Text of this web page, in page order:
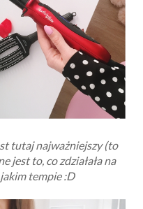
tutaj najważniejszy (to
jest to, co zdziałała na
tempie :D